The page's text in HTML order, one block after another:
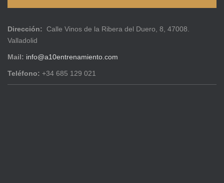
Dirección: Calle Vinos de la Ribera del Duero, 8, 47008.
Valladolid
Mail: info@a10entrenamiento.com
Teléfono: +34 685 129 021